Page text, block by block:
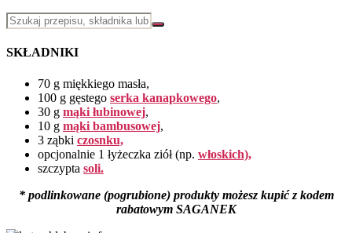
SKŁADNIKI
70 g miękkiego masła,
100 g gęstego serka kanapkowego,
30 g mąki łubinowej,
10 g mąki bambusowej,
3 ząbki czosnku,
opcjonalnie 1 łyżeczka ziół (np. włoskich),
szczypta soli.
* podlinkowane (pogrubione) produkty możesz kupić z kodem
rabatowym SAGANEK